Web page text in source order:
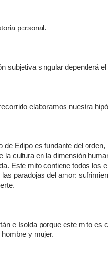
personal.
subjetiva singular dependerá
elaboramos nuestra
de Edipo es fundante del
la cultura en la dimensión
Este mito contiene todos los
paradojas del amor:
e Isolda porque este mito es
y mujer.